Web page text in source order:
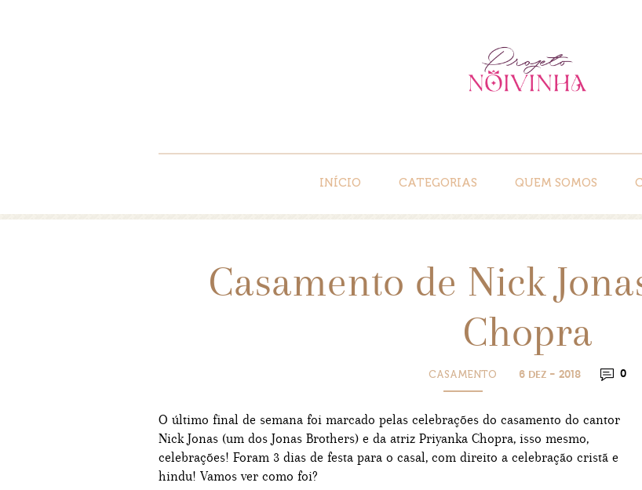
INÍCIO CATEGORIAS QUEM SOMOS
Casamento de Nick
Chopra
CASAMENTO 6 DEZ - 2018 0
O último final de semana foi marcado pelas celebrações do casamento do cantor
Nick Jonas (um dos Jonas Brothers) e da atriz Priyanka Chopra, isso mesmo,
celebrações! Foram 3 dias de festa para o casal, com direito a celebração cristã e
hindu! Vamos ver como foi?